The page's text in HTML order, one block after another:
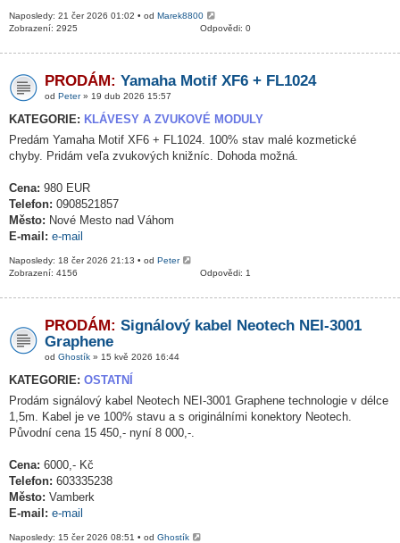
Naposledy: 21 čer 2026 01:02 • od Marek8800
Odpovědi: 0
Zobrazení: 2925
PRODÁM: Yamaha Motif XF6 + FL1024
od Peter» 19 dub 2026 15:57
KATEGORIE: KLÁVESY A ZVUKOVÉ MODULY
Predám Yamaha Motif XF6 + FL1024. 100% stav malé kozmetické
chyby. Pridám veľa zvukových knižníc. Dohoda možná.
Cena: 980 EUR
Telefon: 0908521857
Město: Nové Mesto nad Váhom
E-mail: e-mail
Naposledy: 18 čer 2026 21:13 • od Peter
Odpovědi: 1
Zobrazení: 4156
PRODÁM: Signálový kabel Neotech NEI-3001
Graphene
od Ghostík » 15 kvě 2026 16:44
KATEGORIE: OSTATNÍ
Prodám signálový kabel Neotech NEI-3001 Graphene technologie v délce
1,5m. Kabel je ve 100% stavu a s originálními konektory Neotech.
Původní cena 15 450,- nyní 8 000,-.
Cena: 6000,- Kč
Telefon: 603335238
Město: Vamberk
E-mail: e-mail
Naposledy: 15 čer 2026 08:51 • od Ghostík